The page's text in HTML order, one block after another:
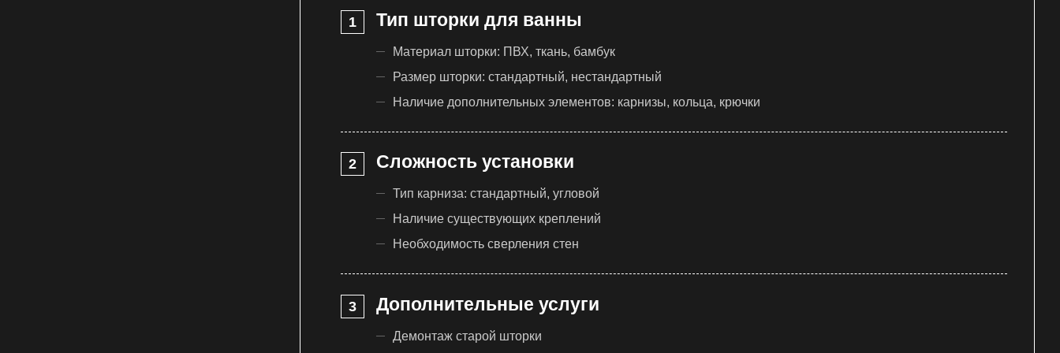
Тип шторки для ванны
Материал шторки: ПВХ, ткань, бамбук
Размер шторки: стандартный, нестандартный
Наличие дополнительных элементов: карнизы, кольца, крючки
Сложность установки
Тип карниза: стандартный, угловой
Наличие существующих креплений
Необходимость сверления стен
Дополнительные услуги
Демонтаж старой шторки